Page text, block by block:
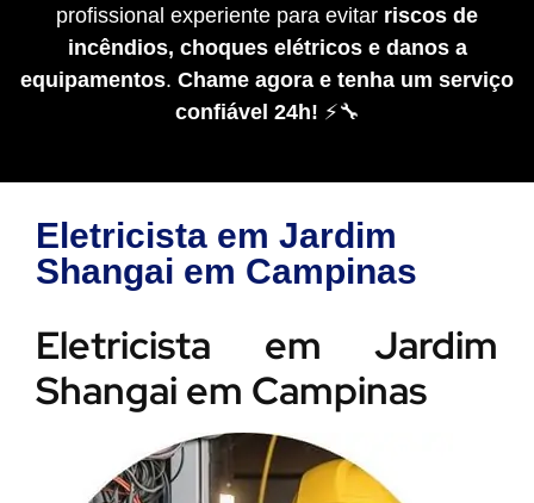
profissional experiente para evitar riscos de
incêndios, choques elétricos e danos a
equipamentos. Chame agora e tenha um serviço
confiável 24h! ⚡🔧
Eletricista em Jardim
Shangai em Campinas
Eletricista em Jardim
Shangai em Campinas